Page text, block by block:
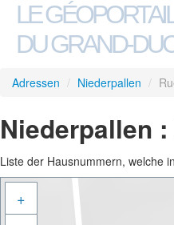
LE
DU GRAND-
Adressen / Niederpallen /
Niederpallen
Liste der Hausnummern, welche
+